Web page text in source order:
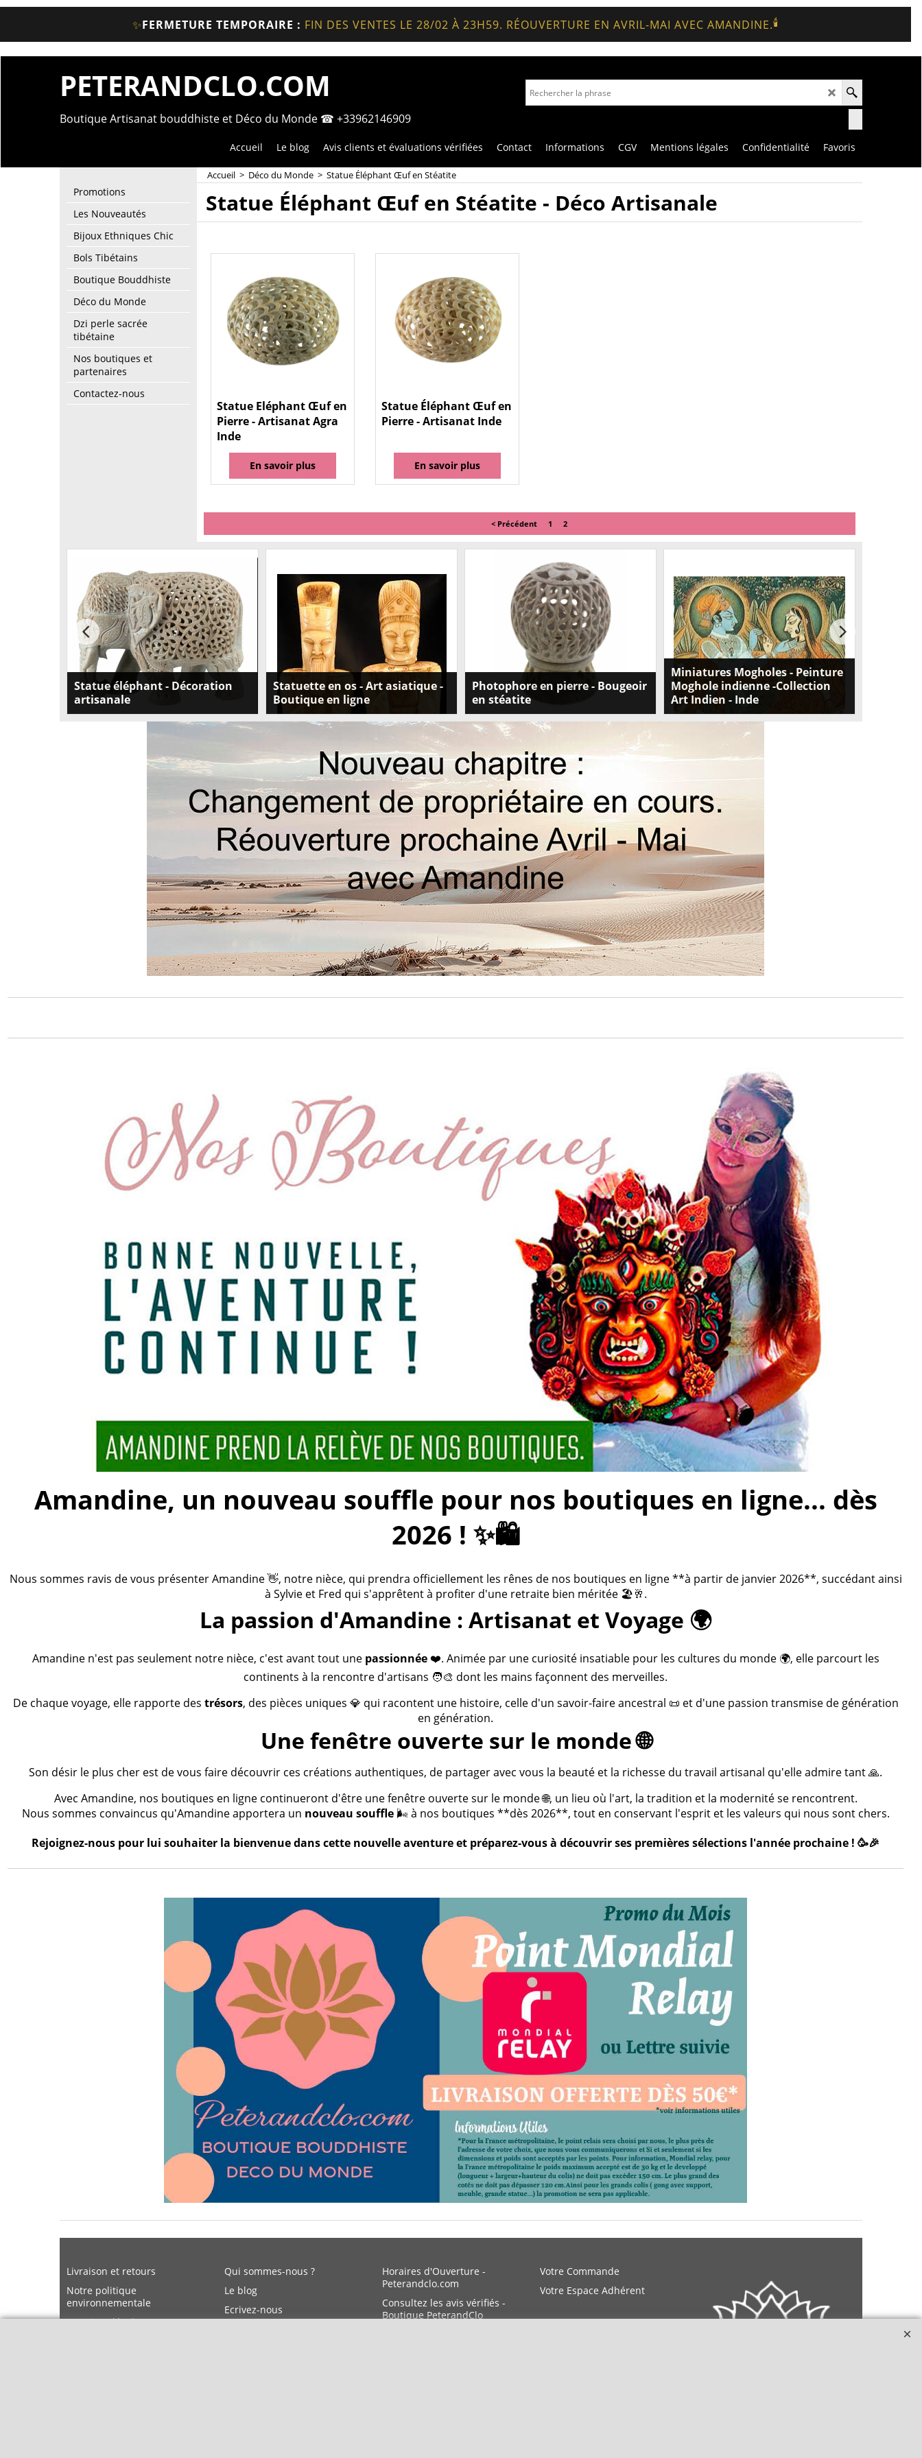
✨FERMETURE TEMPORAIRE : FIN DES VENTES LE 28/02 À 23H59. RÉOUVERTURE EN AVRIL-MAI AVEC AMANDINE.🕯️
PETERANDCLO.COM
Boutique Artisanat bouddhiste et Déco du Monde ☎ +33962146909
Accueil Le blog Avis clients et évaluations vérifiées Contact Informations CGV Mentions légales Confidentialité Favoris
Promotions
Les Nouveautés
Bijoux Ethniques Chic
Bols Tibétains
Boutique Bouddhiste
Déco du Monde
Dzi perle sacrée
tibétaine
Nos boutiques et
partenaires
Contactez-nous
Accueil > Déco du Monde > Statue Éléphant Œuf en Stéatite
Statue Éléphant Œuf en Stéatite - Déco Artisanale
Statue Eléphant Œuf en
Pierre - Artisanat Agra
Inde
En savoir plus
Statue Éléphant Œuf en
Pierre - Artisanat Inde
En savoir plus
< Précédent 1 2
Statue éléphant - Décoration
artisanale
Ajoutez une statue éléphant pour la
décoration de votre maison pour apporter
recommandent d'utiliser les statues
d'éléphants comme symboles de force, de
résilience, de courage et de protection.
Livraison gratuite en France
Statuette en os - Art asiatique -
Boutique en ligne
Découvrez notre sélection de statuettes en
os, figurines d'art d'Asie et artisanat
oriental. Explorez notre boutique en ligne
et commandez dès maintenant!
Photophore en pierre - Bougeoir
en stéatite
Bougeoir en stéatite ou photophore en
pierre naturelle . Achetez des trésors
artisanaux uniques et sélectionnés par
Peterandclo.com . Chaque pièce originale ,
est fabriquée à la main à partir de pierre à
savon , par des artisans qualifiés de l' Inde ,
passe par un processus de certification
pour garantir la meilleure valeur et une
qualité supérieure.
Miniatures Mogholes - Peinture
Moghole indienne -Collection
Art Indien - Inde
Découvrez notre collection de Miniatures
Mogholes, de la peinture Moghole indienne
authentique. Plongez dans l'art indien et
explorez la richesse de l'Inde. Achetez dès
maintenant !
Amandine, un nouveau souffle pour nos boutiques en ligne... dès
2026 ! ✨🛍️
Nous sommes ravis de vous présenter Amandine 👋, notre nièce, qui prendra officiellement les rênes de nos boutiques en ligne **à partir de janvier 2026**, succédant ainsi
à Sylvie et Fred qui s'apprêtent à profiter d'une retraite bien méritée 🏖️🥂.
La passion d'Amandine : Artisanat et Voyage 🌍
Amandine n'est pas seulement notre nièce, c'est avant tout une passionnée❤️. Animée par une curiosité insatiable pour les cultures du monde 🌍, elle parcourt les
continents à la rencontre d'artisans 🧑‍🎨 dont les mains façonnent des merveilles.
De chaque voyage, elle rapporte des trésors, des pièces uniques 💎 qui racontent une histoire, celle d'un savoir-faire ancestral 📜 et d'une passion transmise de génération
en génération.
Une fenêtre ouverte sur le monde 🌐
Son désir le plus cher est de vous faire découvrir ces créations authentiques, de partager avec vous la beauté et la richesse du travail artisanal qu'elle admire tant 🙏.
Avec Amandine, nos boutiques en ligne continueront d'être une fenêtre ouverte sur le monde 🌐, un lieu où l'art, la tradition et la modernité se rencontrent.
Nous sommes convaincus qu'Amandine apportera un nouveau souffle🌬️ à nos boutiques **dès 2026**, tout en conservant l'esprit et les valeurs qui nous sont chers.
Rejoignez-nous pour lui souhaiter la bienvenue dans cette nouvelle aventure et préparez-vous à découvrir ses premières sélections l'année prochaine ! 🥳🎉
Livraison et retours
Notre politique
environnementale
Mentions légales
Qui sommes-nous ?
Le blog
Ecrivez-nous
Horaires d'Ouverture -
Peterandclo.com
Consultez les avis vérifiés -
Boutique PeterandClo
Votre Commande
Votre Espace Adhérent